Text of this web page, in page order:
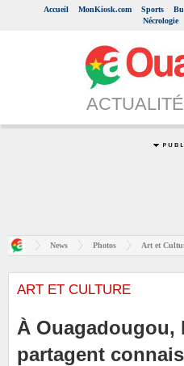
Accueil MonKiosk.com Sports
Nécrologie
News Photos Art et
ART ET CULTURE
À Ouagadougou,
partagent